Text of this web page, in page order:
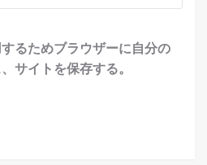
るためブラウザーに自分の
サイトを保存する。